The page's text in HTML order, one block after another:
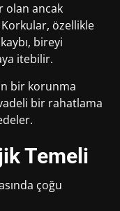
olan ancak
özellikle
bireyi
itebilir.
bir korunma
bir rahatlama
Temeli
çoğu